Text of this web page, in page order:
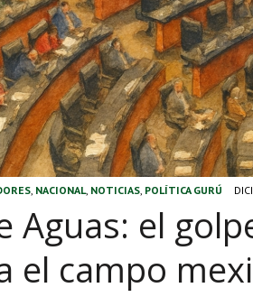
, NACIONAL, NOTICIAS, POLÍTICA GURÚ
Aguas: el
el campo